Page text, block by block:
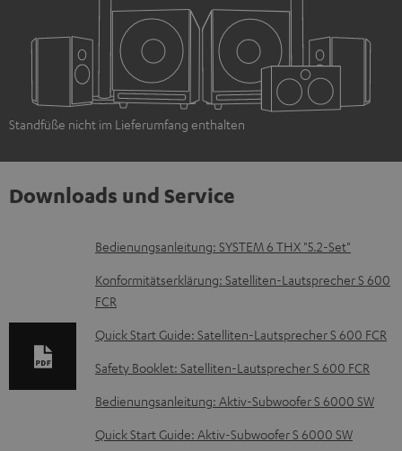
Standfüße nicht im Lieferumfang enthalten
Downloads und Service
D
o
k
u
e
n
t
Bedienungsanleitung: SYSTEM 6 THX "5.2-Set"
Konformitätserklärung: Satelliten-Lautsprecher S 600
FCR
Quick Start Guide: Satelliten-Lautsprecher S 600 FCR
Safety Booklet: Satelliten-Lautsprecher S 600 FCR
Bedienungsanleitung: Aktiv-Subwoofer S 6000 SW
Quick Start Guide: Aktiv-Subwoofer S 6000 SW